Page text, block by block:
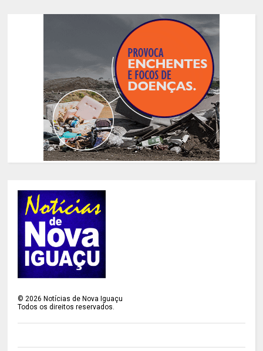
©2026 Notícias de Nova Iguaçu
Todos os direitos reservados.